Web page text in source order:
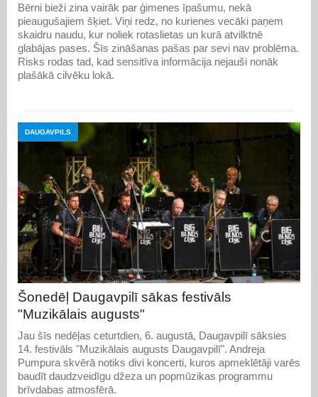
Bērni bieži zina vairāk par ģimenes īpašumu, nekā
pieaugušajiem šķiet. Viņi redz, no kurienes vecāki paņem
skaidru naudu, kur noliek rotaslietas un kurā atvilktnē
glabājas pases. Šīs zināšanas pašas par sevi nav problēma.
Risks rodas tad, kad sensitīva informācija nejauši nonāk
plašākā cilvēku lokā.
DAUGAVPILS
Šonedēļ Daugavpilī sākas festivāls
"Muzikālais augusts"
Jau šīs nedēļas ceturtdien, 6. augustā, Daugavpilī sāksies
14. festivāls "Muzikālais augusts Daugavpilī". Andreja
Pumpura skvērā notiks divi koncerti, kuros apmeklētāji varēs
baudīt daudzveidīgu džeza un popmūzikas programmu
brīvdabas atmosfērā.